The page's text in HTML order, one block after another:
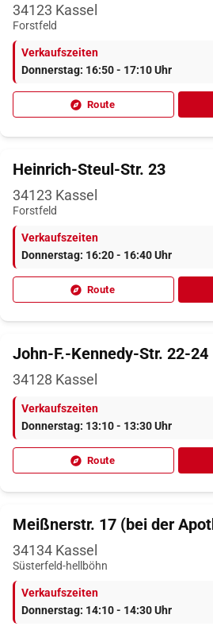
34123 Kassel
Forstfeld
Verkaufszeiten
Donnerstag: 16:50 - 17:10 Uhr
Route
Heinrich-Steul-Str. 23
34123 Kassel
Forstfeld
Verkaufszeiten
Donnerstag: 16:20 - 16:40 Uhr
Route
John-F.-Kennedy-Str. 22-24
34128 Kassel
Verkaufszeiten
Donnerstag: 13:10 - 13:30 Uhr
Route
Meißnerstr. 17 (bei der
34134 Kassel
Süsterfeld-hellböhn
Verkaufszeiten
Donnerstag: 14:10 - 14:30 Uhr